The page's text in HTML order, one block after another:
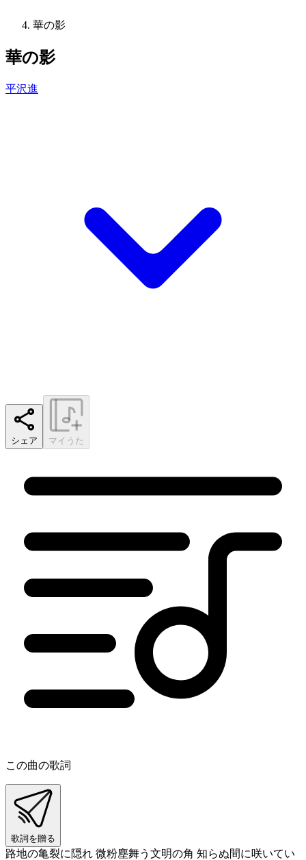
華の影
華の影
平沢進
シェア マイうた
この曲の歌詞
歌詞を贈る
路地の亀裂に隠れ 微粉塵舞う文明の角 知らぬ間に咲いてい